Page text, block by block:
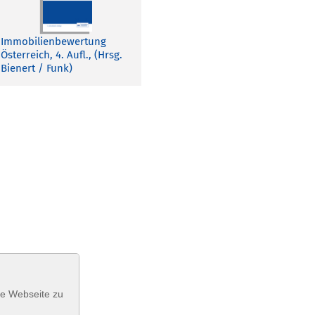
Immobilienbewertung
Österreich, 4. Aufl., (Hrsg.
Bienert / Funk)
Webseite zu